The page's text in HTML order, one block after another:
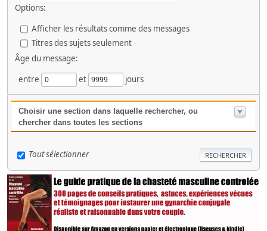
Options:
Afficher les résultats comme des messages
Titres des sujets seulement
Âge du message:
entre
et jours
Choisir une section dans laquelle rechercher, ou
chercher dans toutes les sections
Tout sélectionner